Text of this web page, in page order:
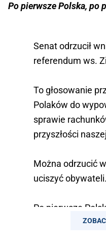
Po pierwsze Polska, po
Senat odrzucił
referendum ws.
To głosowanie
Polaków do
sprawie
przyszłości
Można odrzucić
uciszyć obywateli.
Po pierwsze